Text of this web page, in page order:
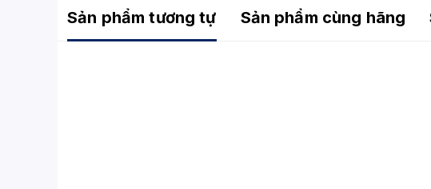
Sản phẩm tương tự Sản phẩm cùng hãng